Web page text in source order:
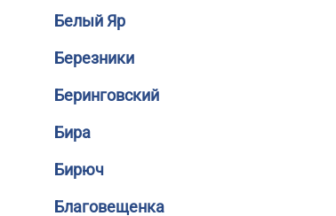
Белый Яр
Березники
Беринговский
Бира
Бирюч
Благовещенка